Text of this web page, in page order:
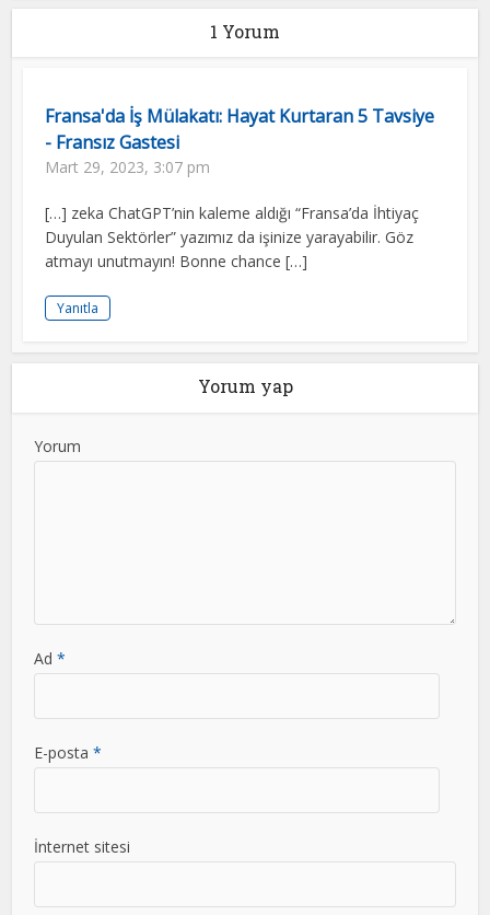
1 Yorum
Fransa'da İş Mülakatı: Hayat Kurtaran 5 Tavsiye
- Fransız Gastesi
Mart 29, 2023, 3:07 pm
[…] zeka ChatGPT’nin kaleme aldığı “Fransa’da İhtiyaç
Duyulan Sektörler” yazımız da işinize yarayabilir. Göz
atmayı unutmayın! Bonne chance […]
Yanıtla
Yorum yap
Yorum
Ad*
E-posta*
İnternet sitesi